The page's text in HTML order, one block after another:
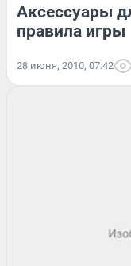
Аксессуары
правила игры
28 июня, 2010, 07:42